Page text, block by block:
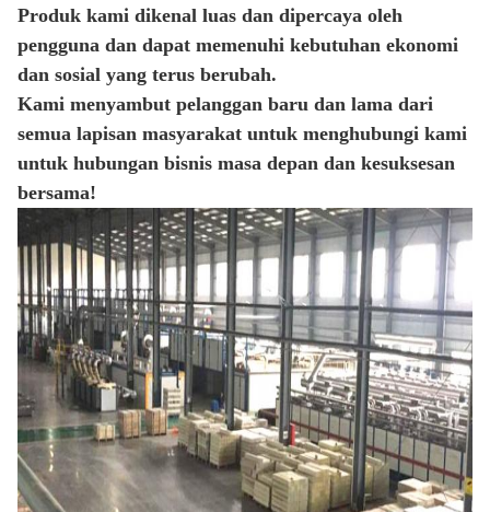
Produk kami dikenal luas dan dipercaya oleh
pengguna dan dapat memenuhi kebutuhan ekonomi
dan sosial yang terus berubah.
Kami menyambut pelanggan baru dan lama dari
semua lapisan masyarakat untuk menghubungi kami
untuk hubungan bisnis masa depan dan kesuksesan
bersama!